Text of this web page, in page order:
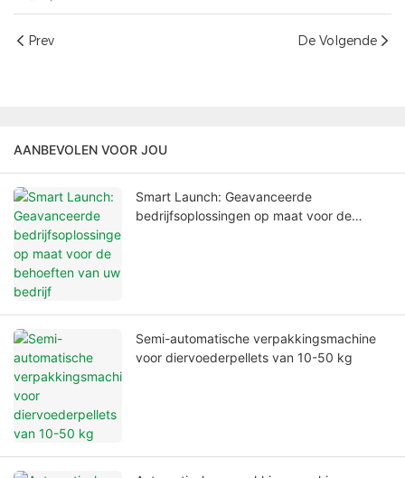
Prev De Volgende
AANBEVOLEN VOOR JOU
Smart Launch: Geavanceerde
bedrijfsoplossingen op maat voor de
Semi-automatische verpakkingsmachine
voor diervoederpellets van 10-50 kg